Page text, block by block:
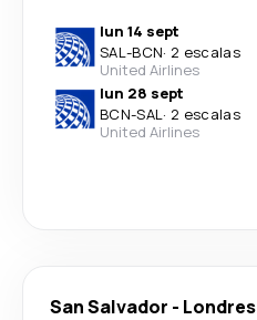
lun 14 sept
SAL-BCN· 2 escalas
United Airlines
lun 28 sept
BCN-SAL· 2 escalas
United Airlines
San Salvador - Londres